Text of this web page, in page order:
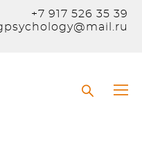
+7 917 526 35 39